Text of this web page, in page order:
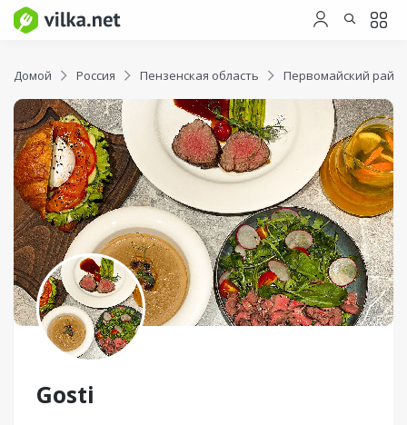
Домой Россия Пензенская область Первомайский
Gosti